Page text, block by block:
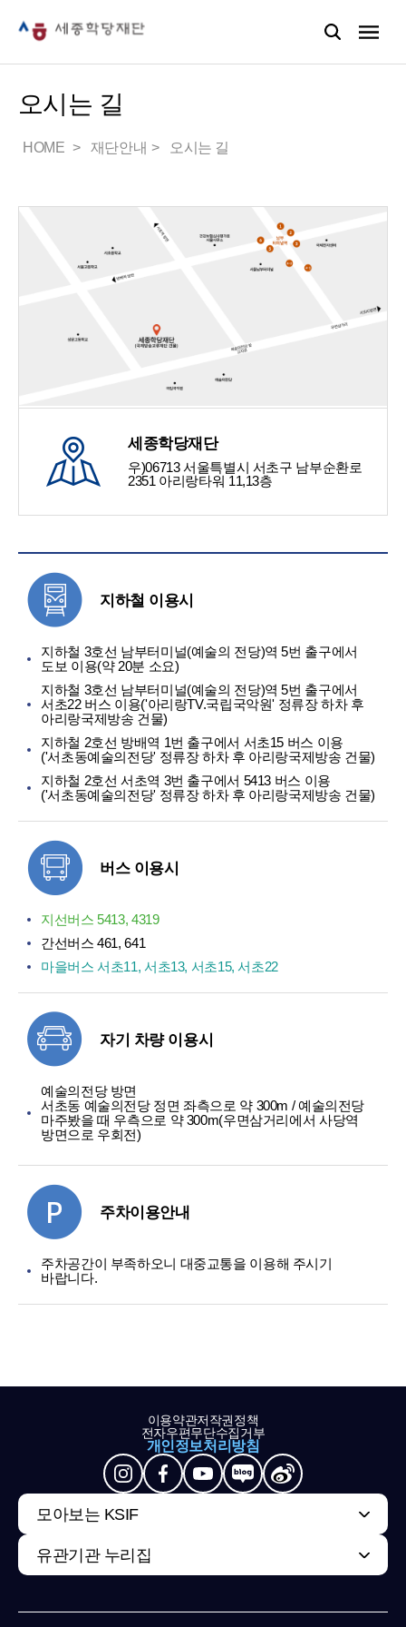
오시는 길
HOME 재단안내 오시는 길
세종학당재단
우)06713 서울특별시 서초구 남부순환로
2351 아리랑타워 11,13층
지하철 이용시
지하철 3호선 남부터미널(예술의 전당)역 5번 출구에서
도보 이용(약 20분 소요)
지하철 3호선 남부터미널(예술의 전당)역 5번 출구에서
서초22 버스 이용('아리랑TV.국립국악원' 정류장 하차 후
아리랑국제방송 건물)
지하철 2호선 방배역 1번 출구에서 서초15 버스 이용
('서초동예술의전당' 정류장 하차 후 아리랑국제방송 건물)
지하철 2호선 서초역 3번 출구에서 5413 버스 이용
('서초동예술의전당' 정류장 하차 후 아리랑국제방송 건물)
버스 이용시
지선버스 5413, 4319
간선버스 461, 641
마을버스 서초11, 서초13, 서초15, 서초22
자기 차량 이용시
예술의전당 방면
서초동 예술의전당 정면 좌측으로 약 300m / 예술의전당
마주봤을 때 우측으로 약 300m(우면삼거리에서 사당역
방면으로 우회전)
주차이용안내
주차공간이 부족하오니 대중교통을 이용해 주시기
바랍니다.
이용약관저작권정책
전자우편무단수집거부
개인정보처리방침
모아보는 KSIF
유관기관 누리집